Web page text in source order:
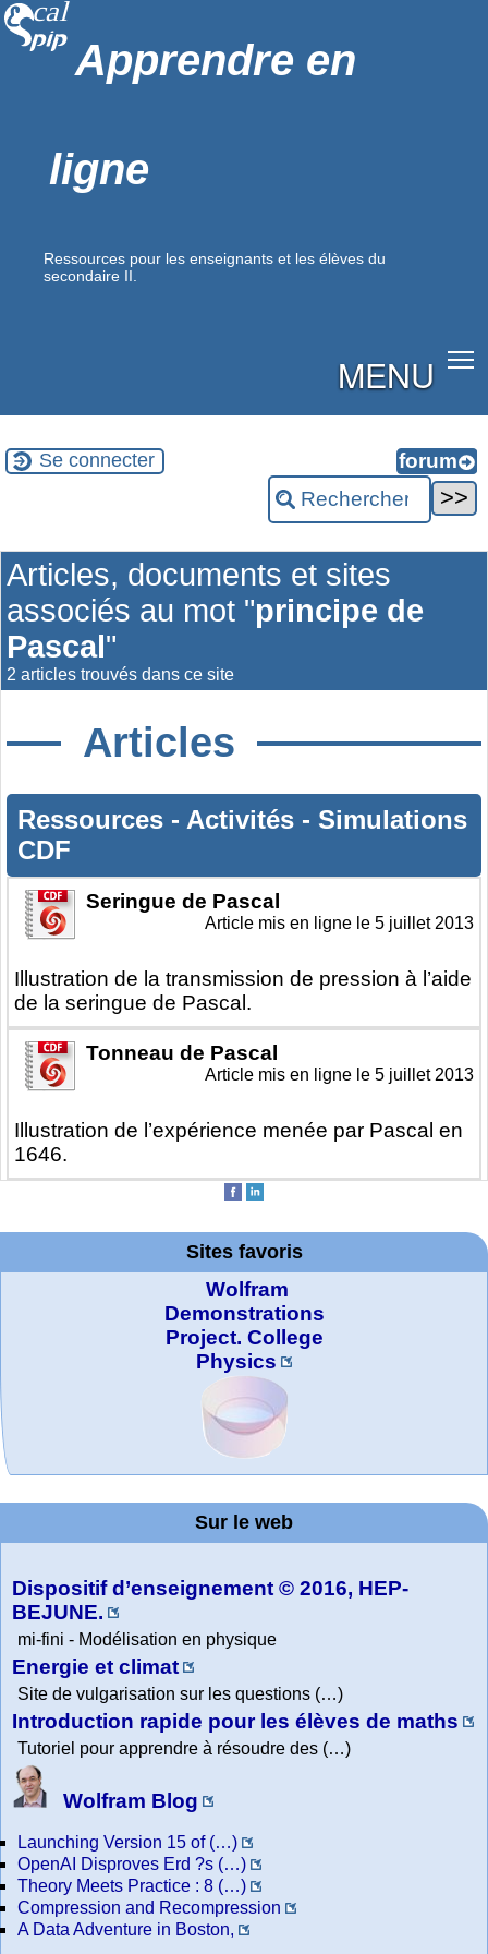
Apprendre en
ligne
Ressources pour les enseignants et les élèves du
secondaire II.
MENU
Se connecter
Articles, documents et sites
associés au mot "principe de
Pascal"
2 articles trouvés dans ce site
Articles
Ressources - Activités - Simulations
CDF
Seringue de Pascal
Illustration de la transmission de pression à l’aide
de la seringue de Pascal.
Article mis en ligne le 5 juillet 2013
Tonneau de Pascal
Illustration de l’expérience menée par Pascal en
1646.
Article mis en ligne le 5 juillet 2013
Sites favoris
Office fédéral de
la statistique
Wolfram
Demonstrations
Project. College
Physics
TED Talks
Online math
practice and
lessons
Arts-Scènes
MATHCURVE.CO
M
Wolfram
Mathematica
Tutorial
Collection
Wolfram
Education Portal
La société 2018
expliquée à mon
grand-père
Wolfram web
resources
Sur le web
Dispositif d’enseignement © 2016, HEP-
BEJUNE.
mi-fini - Modélisation en physique
Energie et climat
Site de vulgarisation sur les questions (…)
Introduction rapide pour les élèves de maths
Tutoriel pour apprendre à résoudre des (…)
Wolfram Blog
Launching Version 15 of (…)
OpenAI Disproves Erd ?s (…)
Theory Meets Practice : 8 (…)
Compression and Recompression
A Data Adventure in Boston,